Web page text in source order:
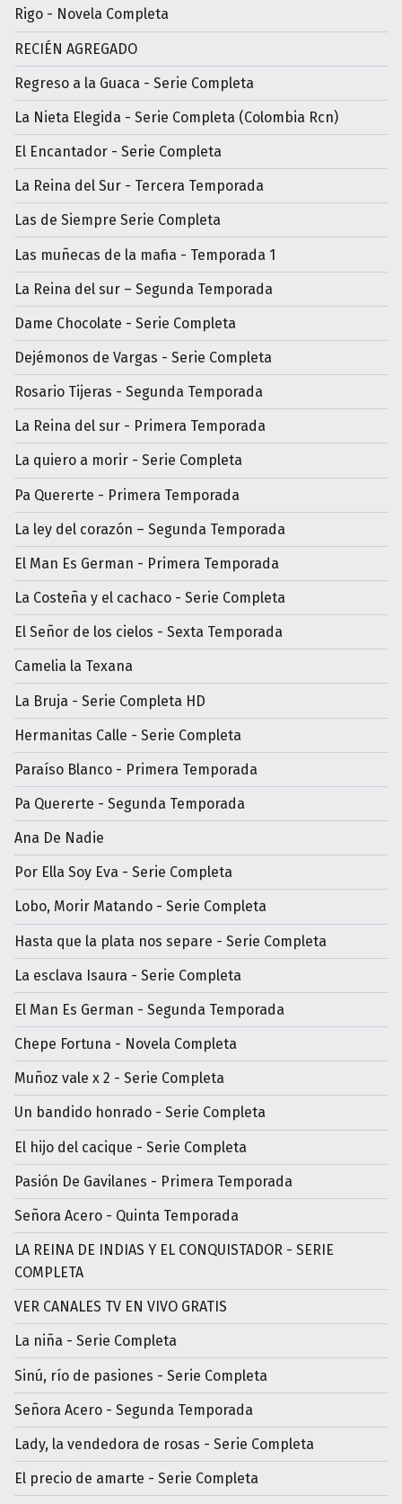
Rigo - Novela Completa
RECIÉN AGREGADO
Regreso a la Guaca - Serie Completa
La Nieta Elegida - Serie Completa (Colombia Rcn)
El Encantador - Serie Completa
La Reina del Sur - Tercera Temporada
Las de Siempre Serie Completa
Las muñecas de la mafia - Temporada 1
La Reina del sur – Segunda Temporada
Dame Chocolate - Serie Completa
Dejémonos de Vargas - Serie Completa
Rosario Tijeras - Segunda Temporada
La Reina del sur - Primera Temporada
La quiero a morir - Serie Completa
Pa Quererte - Primera Temporada
La ley del corazón – Segunda Temporada
El Man Es German - Primera Temporada
La Costeña y el cachaco - Serie Completa
El Señor de los cielos - Sexta Temporada
Camelia la Texana
La Bruja - Serie Completa HD
Hermanitas Calle - Serie Completa
Paraíso Blanco - Primera Temporada
Pa Quererte - Segunda Temporada
Ana De Nadie
Por Ella Soy Eva - Serie Completa
Lobo, Morir Matando - Serie Completa
Hasta que la plata nos separe - Serie Completa
La esclava Isaura - Serie Completa
El Man Es German - Segunda Temporada
Chepe Fortuna - Novela Completa
Muñoz vale x 2 - Serie Completa
Un bandido honrado - Serie Completa
El hijo del cacique - Serie Completa
Pasión De Gavilanes - Primera Temporada
Señora Acero - Quinta Temporada
LA REINA DE INDIAS Y EL CONQUISTADOR - SERIE
COMPLETA
VER CANALES TV EN VIVO GRATIS
La niña - Serie Completa
Sinú, río de pasiones - Serie Completa
Señora Acero - Segunda Temporada
Lady, la vendedora de rosas - Serie Completa
El precio de amarte - Serie Completa